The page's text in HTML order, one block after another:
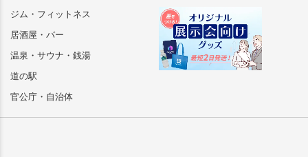
ジム・フィットネス
居酒屋・バー
温泉・サウナ・銭湯
道の駅
官公庁・自治体